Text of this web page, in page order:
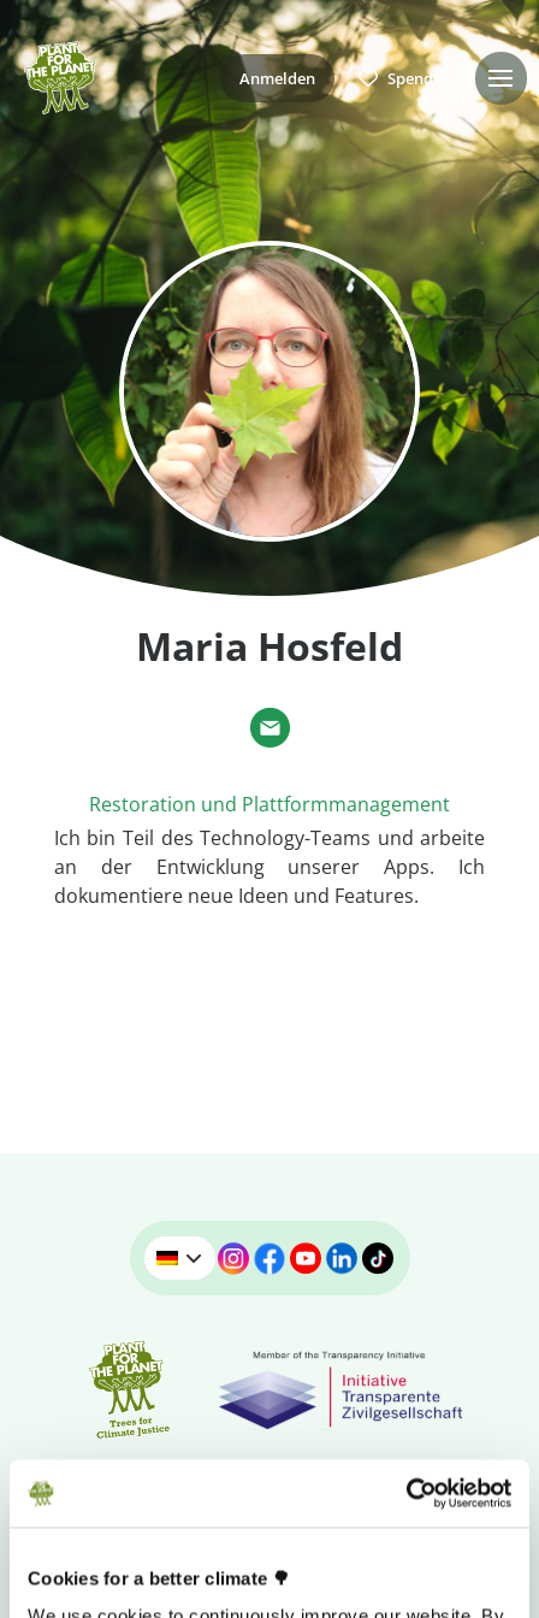
Cookies for a better climate 🌳
Anmelden Spenden
Maria Hosfeld
Restoration und Plattformmanagement
Ich bin Teil des Technology-Teams und arbeite
an der Entwicklung unserer Apps. Ich
dokumentiere neue Ideen und Features.